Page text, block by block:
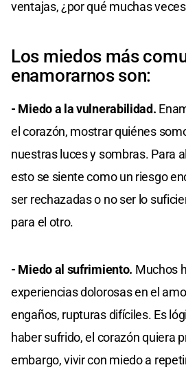
ventajas, ¿por qué muchas
Los miedos más
enamorarnos son:
- Miedo a la vulnerabilidad.
el corazón, mostrar quiénes
nuestras luces y sombras. Para
esto se siente como un riesgo
ser rechazadas o no ser lo
para el otro.
- Miedo al sufrimiento. Muchos
experiencias dolorosas en el
engaños, rupturas difíciles. Es
haber sufrido, el corazón quiera
embargo, vivir con miedo a